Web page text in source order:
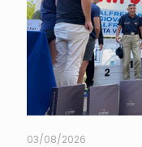
03/08/2026